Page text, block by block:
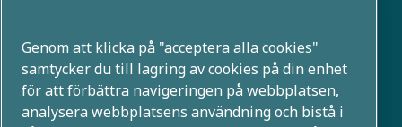
Atlas Copco Group utvecklar innovativa lösningar i flera
affärsområden, till exempel inom tryckluft, vakuum,
industri- och energiteknik. Med en global portfölj som
Genom att klicka på "acceptera alla cookies"
samtycker du till lagring av cookies på din enhet
för att förbättra navigeringen på webbplatsen,
analysera webbplatsens användning och bistå i